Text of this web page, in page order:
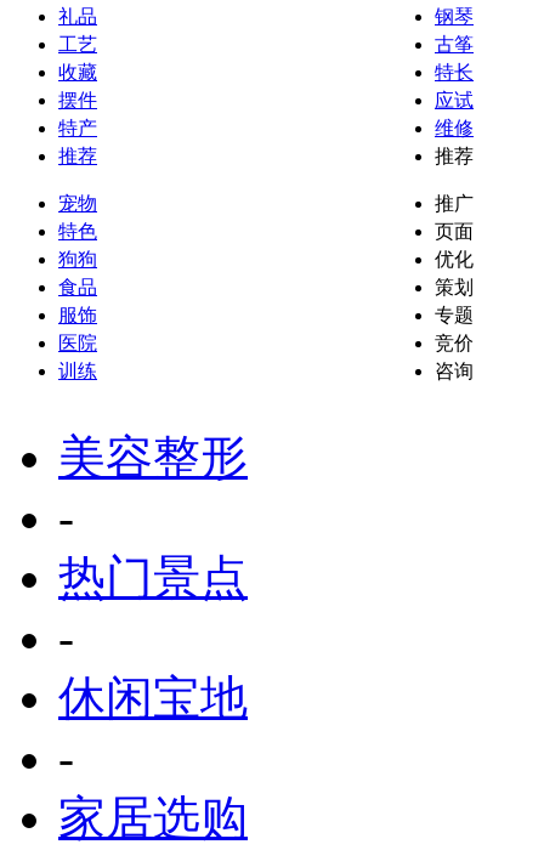
礼品
工艺
收藏
摆件
特产
推荐
宠物
特色
狗狗
食品
服饰
医院
训练
钢琴
古筝
特长
应试
维修
推荐
推广
页面
优化
策划
专题
竞价
咨询
美容整形
-
热门景点
-
休闲宝地
-
家居选购